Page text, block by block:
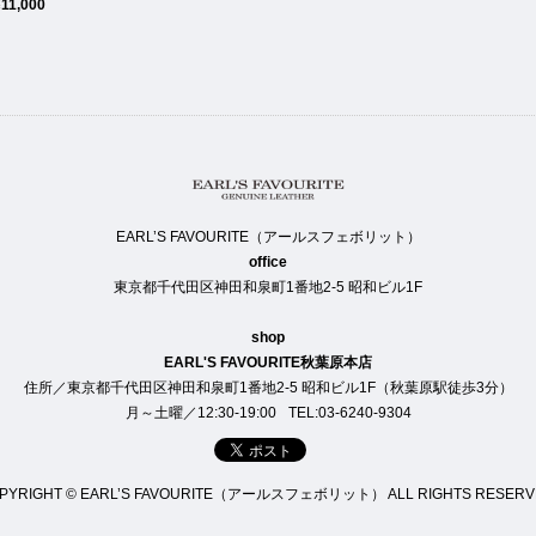
EARL’S FAVOURITE（アールスフェボリット）
office
東京都千代田区神田和泉町1番地2-5 昭和ビル1F
shop
EARL'S FAVOURITE秋葉原本店
住所／東京都千代田区神田和泉町1番地2-5 昭和ビル1F（秋葉原駅徒歩3分）
月～土曜／12:30-19:00
TEL:03-6240-9304
© EARL’S FAVOURITE（アールスフェボリット） ALL RIGHTS